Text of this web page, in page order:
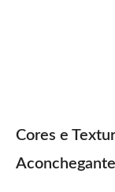
Cores e
Aconchegante